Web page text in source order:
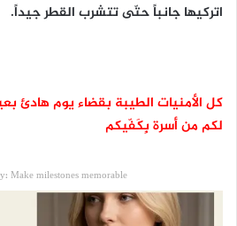
اتركيها جانباً حتّى تتشرب القطر جيداً.
كل الأمنيات الطيبة بقضاء يوم هادئ
لكم من أسرة بٍكَفّيكم
Make milestones memorable